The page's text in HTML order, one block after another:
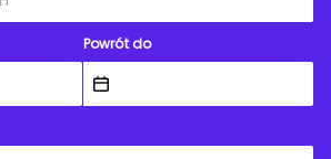
Powrót do